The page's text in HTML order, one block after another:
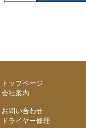
トップページ
会社案内
お問い合わせ
ドライヤー修理